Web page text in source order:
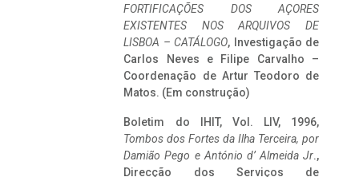
FORTIFICAÇÕES DOS AÇORES
EXISTENTES NOS ARQUIVOS DE
LISBOA – CATÁLOGO, Investigação de
Carlos Neves e Filipe Carvalho –
Coordenação de Artur Teodoro de
Matos. (Em construção)
Boletim do IHIT, Vol. LIV, 1996,
Tombos dos Fortes da Ilha Terceira, por
Damião Pego e António d’ Almeida Jr.,
Direcção dos Serviços de